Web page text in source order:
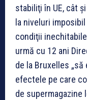
stabiliţi în UE, cât
la niveluri
condiţii
urmă cu 12 ani
de la Bruxelles
efectele pe care
de supermagazine